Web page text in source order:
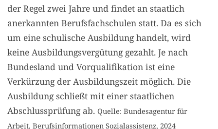
der Regel zwei Jahre und findet an staatlich
anerkannten Berufsfachschulen statt. Da es sich
um eine schulische Ausbildung handelt, wird
keine Ausbildungsvergütung gezahlt. Je nach
Bundesland und Vorqualifikation ist eine
Verkürzung der Ausbildungszeit möglich. Die
Ausbildung schließt mit einer staatlichen
Abschlussprüfung ab. Quelle: Bundesagentur für
Arbeit, Berufsinformationen Sozialassistenz, 2024